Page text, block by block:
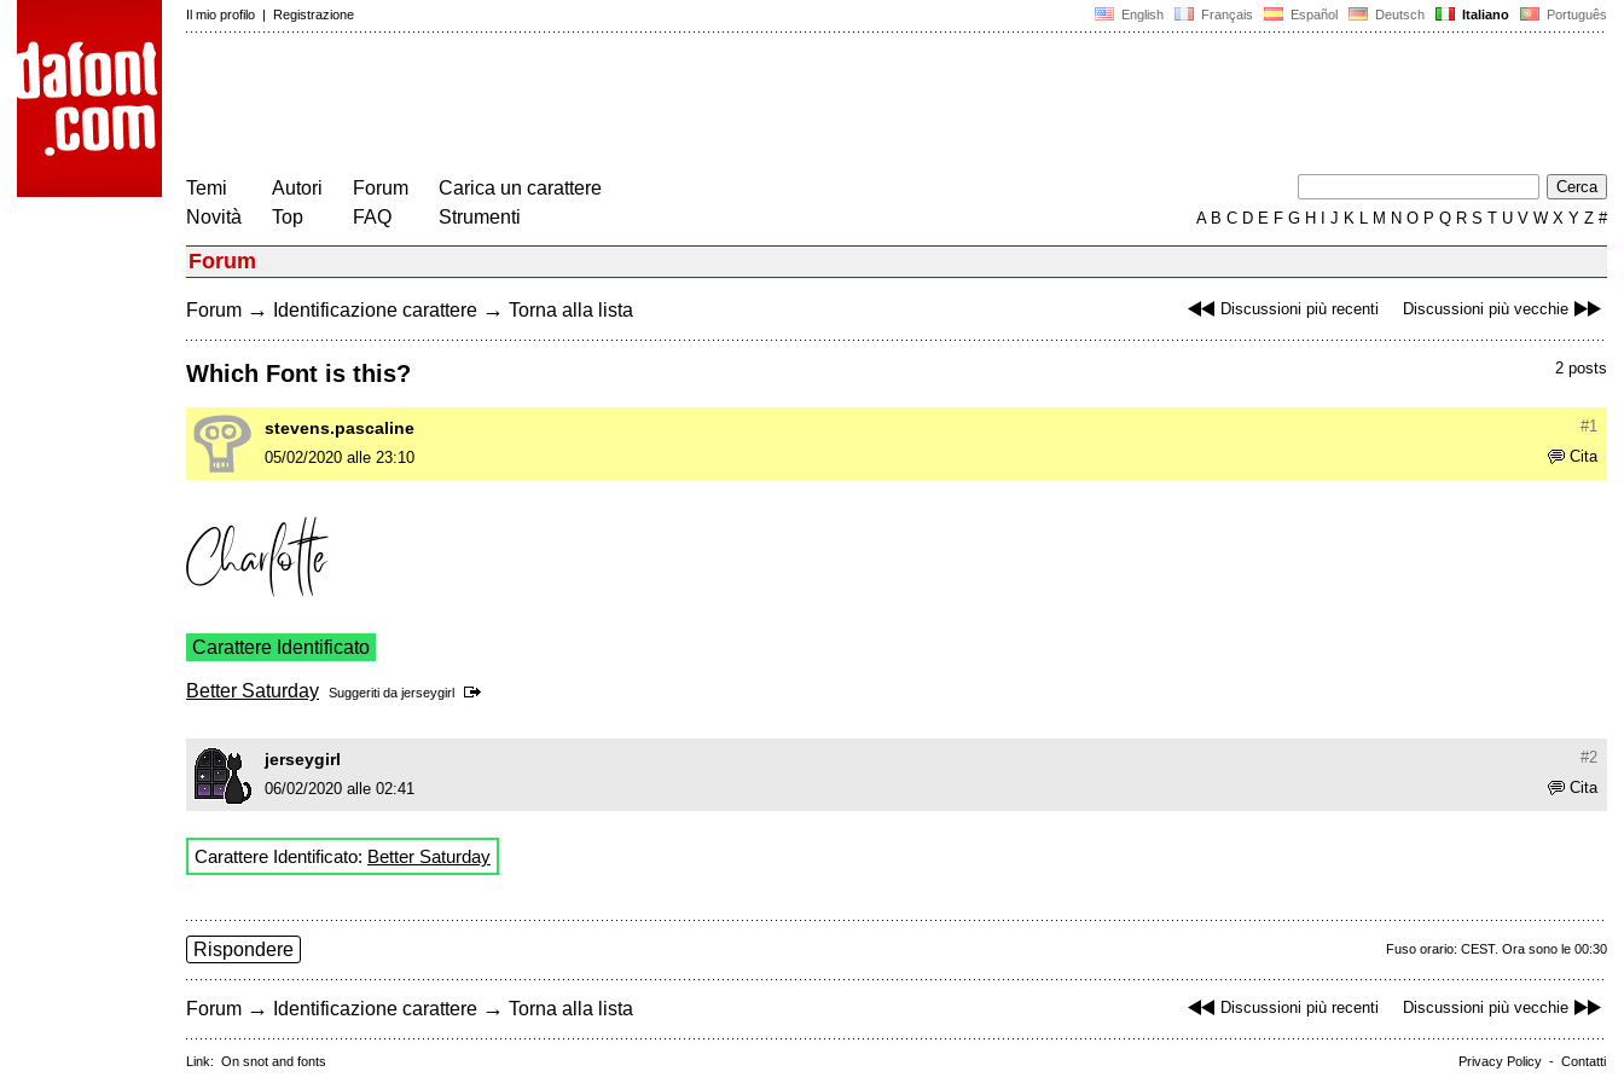
English Français Español Deutsch Italiano Português
Il mio profilo | Registrazione
Temi
Novità
Autori
Top
Forum
FAQ
Carica un carattere
Strumenti
AB C D E F G H J K L M N O P Q R S T U V W X Y Z #
Forum
Discussioni più recenti Discussioni più vecchie
Forum → Identificazione carattere → Torna alla lista
2 posts
Which Font is this?
#1
stevens.pascaline
Cita
05/02/2020 alle 23:10
Carattere Identificato
Better Saturday Suggeriti da jerseygirl
#2
jerseygirl
Cita
06/02/2020 alle 02:41
Carattere Identificato: Better Saturday
Fuso orario: CEST. Ora sono le 00:30
Rispondere
Discussioni più recenti Discussioni più vecchie
Forum → Identificazione carattere → Torna alla lista
Privacy Policy - Contatti
Link: On snot and fonts